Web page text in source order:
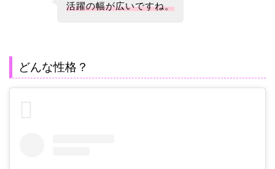
活躍の幅が広いですね。
どんな性格？